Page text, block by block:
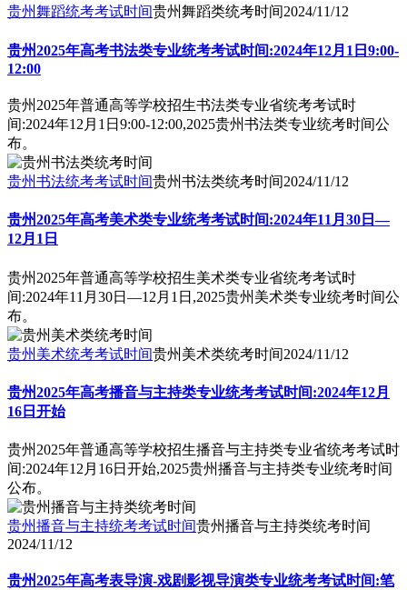
贵州舞蹈统考考试时间贵州舞蹈类统考时间2024/11/12
贵州2025年高考书法类专业统考考试时间:2024年12月1日9:00-
12:00
贵州2025年普通高等学校招生书法类专业省统考考试时
间:2024年12月1日9:00-12:00,2025贵州书法类专业统考时间公
布。
贵州书法统考考试时间贵州书法类统考时间2024/11/12
贵州2025年高考美术类专业统考考试时间:2024年11月30日—
12月1日
贵州2025年普通高等学校招生美术类专业省统考考试时
间:2024年11月30日—12月1日,2025贵州美术类专业统考时间公
布。
贵州美术统考考试时间贵州美术类统考时间2024/11/12
贵州2025年高考播音与主持类专业统考考试时间:2024年12月
16日开始
贵州2025年普通高等学校招生播音与主持类专业省统考考试时
间:2024年12月16日开始,2025贵州播音与主持类专业统考时间
公布。
贵州播音与主持统考考试时间贵州播音与主持类统考时间
2024/11/12
贵州2025年高考表导演-戏剧影视导演类专业统考考试时间:笔